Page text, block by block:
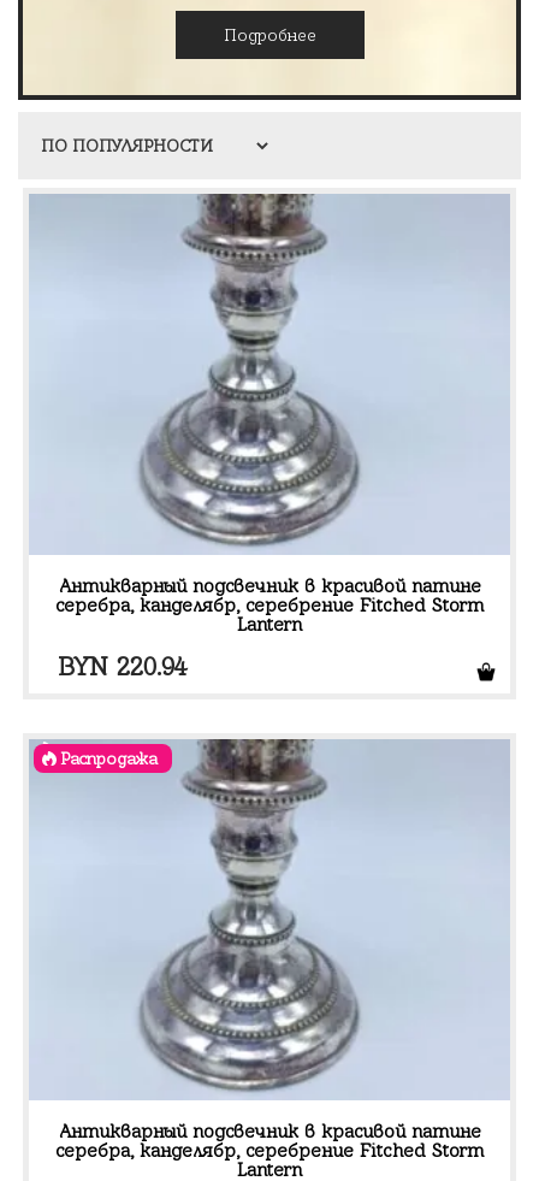
Подробнее
Антикварный подсвечник в красивой патине
серебра, канделябр, серебрение Fitched Storm
Lantern
BYN 220.94
Распродажа
Антикварный подсвечник в красивой патине
серебра, канделябр, серебрение Fitched Storm
Lantern